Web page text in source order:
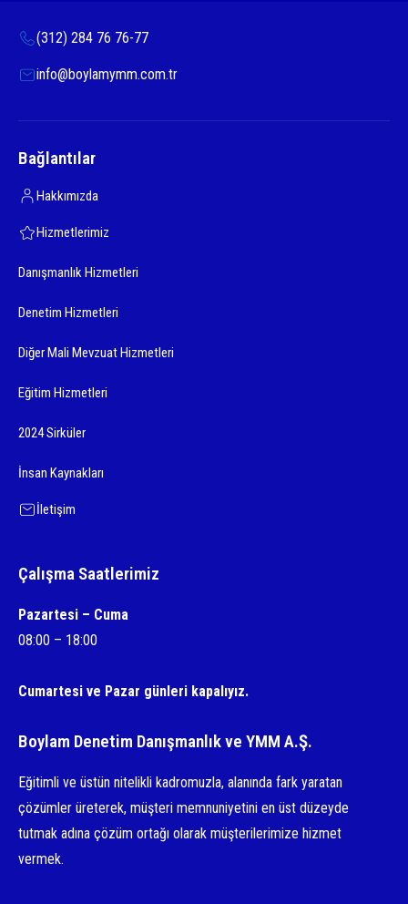
(312) 284 76 76-77
info@boylamymm.com.tr
Bağlantılar
Hakkımızda
Hizmetlerimiz
Danışmanlık Hizmetleri
Denetim Hizmetleri
Diğer Mali Mevzuat Hizmetleri
Eğitim Hizmetleri
2024 Sirküler
İnsan Kaynakları
İletişim
Çalışma Saatlerimiz
Pazartesi – Cuma
08:00 – 18:00
Cumartesi ve Pazar günleri kapalıyız.
Boylam Denetim Danışmanlık ve YMM A.Ş.
Eğitimli ve üstün nitelikli kadromuzla, alanında fark yaratan
çözümler üreterek, müşteri memnuniyetini en üst düzeyde
tutmak adına çözüm ortağı olarak müşterilerimize hizmet
vermek.